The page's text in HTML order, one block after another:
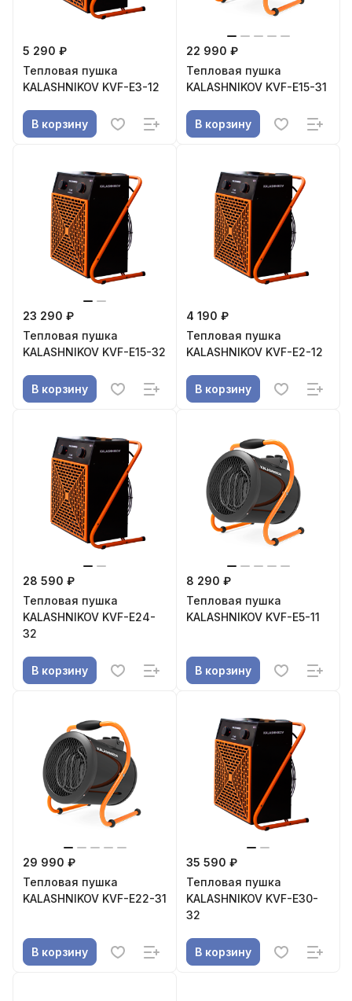
5 290 ₽
Тепловая пушка
KALASHNIKOV KVF-E3-12
В корзину
22 990 ₽
Тепловая пушка
KALASHNIKOV KVF-E15-31
В корзину
23 290 ₽
Тепловая пушка
KALASHNIKOV KVF-E15-32
В корзину
4 190 ₽
Тепловая пушка
KALASHNIKOV KVF-E2-12
В корзину
28 590 ₽
Тепловая пушка
KALASHNIKOV KVF-E24-
32
В корзину
8 290 ₽
Тепловая пушка
KALASHNIKOV KVF-E5-11
В корзину
29 990 ₽
Тепловая пушка
KALASHNIKOV KVF-E22-31
В корзину
35 590 ₽
Тепловая пушка
KALASHNIKOV KVF-E30-
32
В корзину